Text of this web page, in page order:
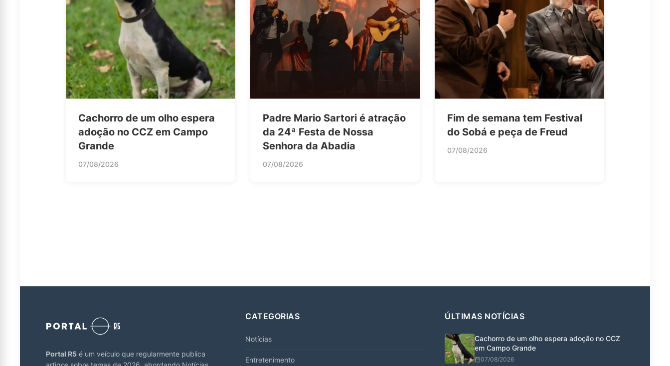
Cachorro de um olho espera
adoção no CCZ em Campo
Grande
07/08/2026
Padre Mario Sartori é atração
da 24ª Festa de Nossa
Senhora da Abadia
07/08/2026
Fim de semana tem Festival
do Sobá e peça de Freud
07/08/2026
Portal R5 é um veículo que regularmente publica
CATEGORIAS
Notícias
Entretenimento
ÚLTIMAS NOTÍCIAS
Cachorro de um olho espera adoção no CCZ
em Campo Grande
07/08/2026